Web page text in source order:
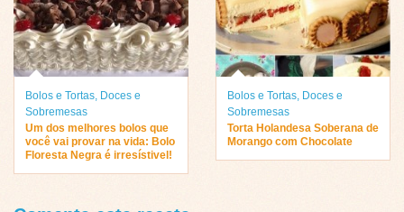
Bolos e Tortas, Doces e
Sobremesas
Um dos melhores bolos que
você vai provar na vida: Bolo
Floresta Negra é irresístivel!
Bolos e Tortas, Doces e
Sobremesas
Torta Holandesa Soberana de
Morango com Chocolate